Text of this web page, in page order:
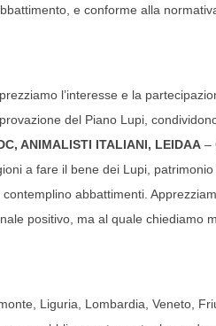
e conforme alla
l’interesse e la
del Piano Lupi,
ANIMALISTI ITALIANI, LEIDAA –
a fare il bene dei Lupi,
contemplino abbattimenti.
positivo, ma al quale chiediamo
Liguria, Lombardia, Veneto,